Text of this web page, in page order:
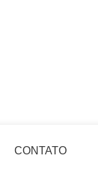
CONTATO